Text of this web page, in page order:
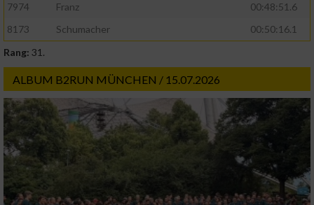
7974
Franz
00:48:51.6
8173
Schumacher
00:50:16.1
Rang: 31.
ALBUM B2RUN MÜNCHEN / 15.07.2026